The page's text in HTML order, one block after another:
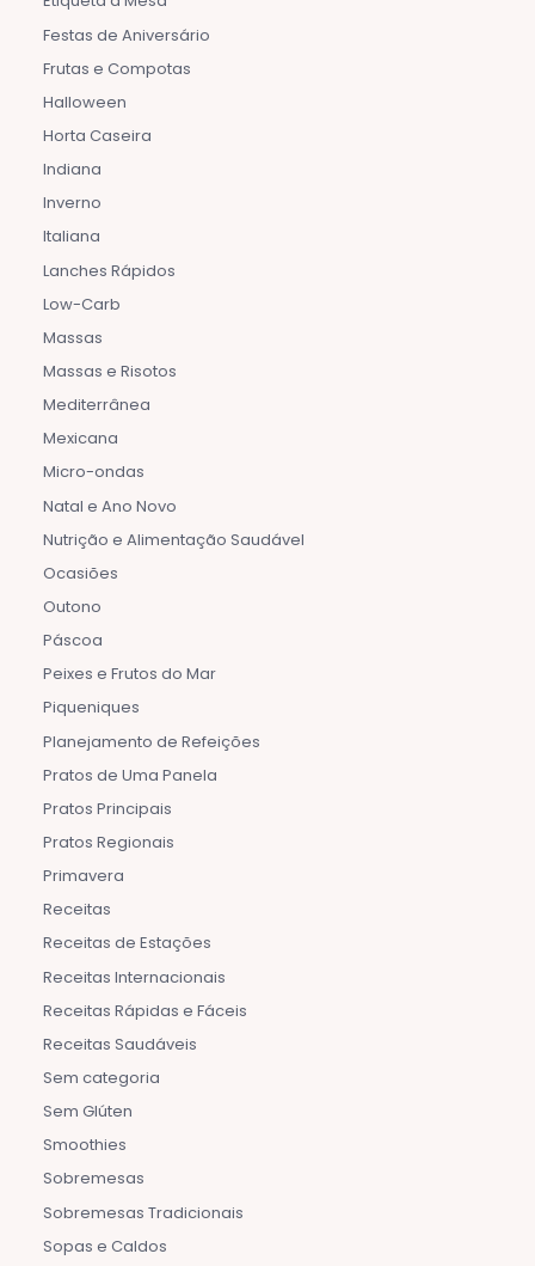
Festas de Aniversário
Frutas e Compotas
Halloween
Horta Caseira
Indiana
Inverno
Italiana
Lanches Rápidos
Low-Carb
Massas
Massas e Risotos
Mediterrânea
Mexicana
Micro-ondas
Natal e Ano Novo
Nutrição e Alimentação Saudável
Ocasiões
Outono
Páscoa
Peixes e Frutos do Mar
Piqueniques
Planejamento de Refeições
Pratos de Uma Panela
Pratos Principais
Pratos Regionais
Primavera
Receitas
Receitas de Estações
Receitas Internacionais
Receitas Rápidas e Fáceis
Receitas Saudáveis
Sem categoria
Sem Glúten
Smoothies
Sobremesas
Sobremesas Tradicionais
Sopas e Caldos